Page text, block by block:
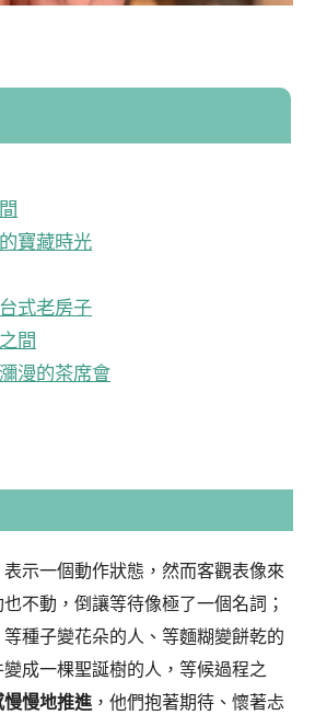
寶藏時光
式老房子
間
漫的茶席會
示一個動作狀態，然而客觀表像來
不動，倒讓等待像極了一個名詞；
種子變花朵的人、等麵糊變餅乾的
成一棵聖誕樹的人，等候過程之
慢地推進 ，他們抱著期待、懷著忐